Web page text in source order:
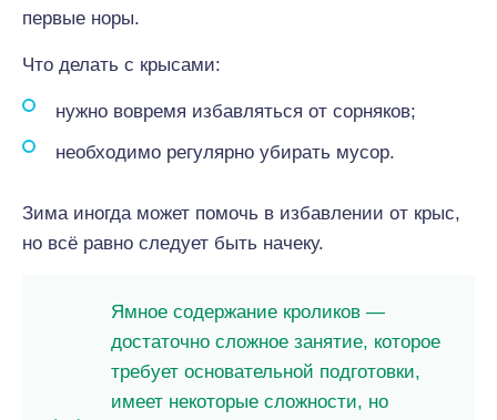
первые норы.
Что делать с крысами:
нужно вовремя избавляться от сорняков;
необходимо регулярно убирать мусор.
Зима иногда может помочь в избавлении от крыс,
но всё равно следует быть начеку.
Ямное содержание кроликов —
достаточно сложное занятие, которое
требует основательной подготовки,
имеет некоторые сложности, но